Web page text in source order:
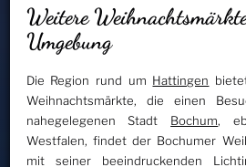
Weitere
Umgebung
Die Region rund um Hattingen
Weihnachtsmärkte, die einen
nahegelegenen Stadt Bochum,
Westfalen, findet der Bochumer
mit seiner beeindruckenden